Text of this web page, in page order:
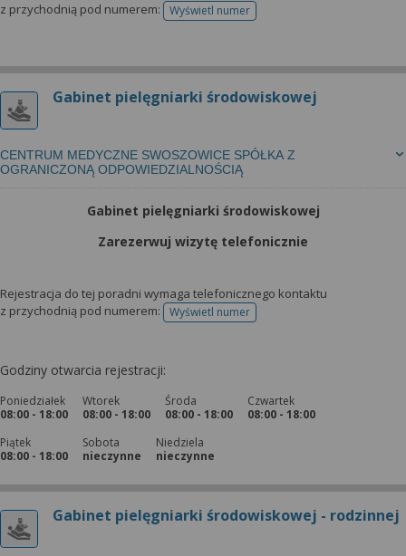
z przychodnią pod numerem: Wyświetl numertelefonu do rejestracji
Gabinet pielęgniarki środowiskowej
CENTRUM MEDYCZNE SWOSZOWICE SPÓŁKA Z
OGRANICZONĄ ODPOWIEDZIALNOŚCIĄ
Gabinet pielęgniarki środowiskowej
Zarezerwuj wizytę telefonicznie
Rejestracja do tej poradni wymaga telefonicznego kontaktu
z przychodnią pod numerem:
Wyświetl numertelefonu do rejestracji
Godziny otwarcia rejestracji:
Poniedziałek
08:00 - 18:00
Wtorek
08:00 - 18:00
Środa
08:00 - 18:00
Czwartek
08:00 - 18:00
Piątek
08:00 - 18:00
Sobota
nieczynne
Niedziela
nieczynne
Gabinet pielęgniarki środowiskowej - rodzinnej